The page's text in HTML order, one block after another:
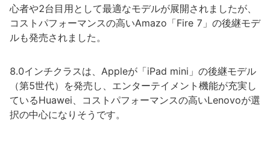
心者や2台目用として最適なモデルが展開されましたが、
コストパフォーマンスの高いAmazo「Fire 7」の後継モデ
ルも発売されました。
8.0インチクラスは、Appleが「iPad mini」の後継モデル
（第5世代）を発売し、エンターテイメント機能が充実し
ているHuawei、コストパフォーマンスの高いLenovoが選
択の中心になりそうです。